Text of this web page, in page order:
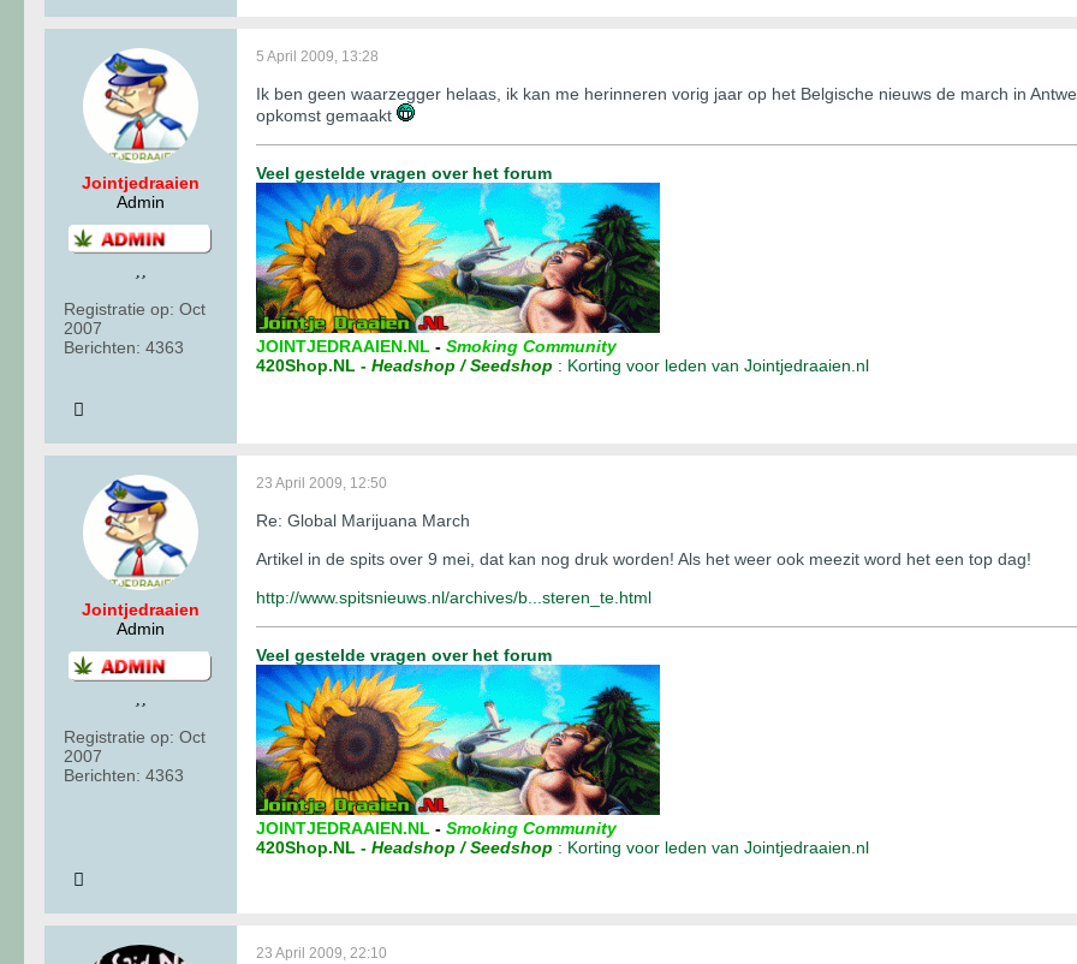
Jointjedraaien
Admin
Registratie op: Oct
2007
Berichten: 4363
5 April 2009, 13:28
Ik ben geen waarzegger helaas, ik kan me herinneren vorig jaar op het Belgische nieuws de march in
opkomst gemaakt
Veel gestelde vragen over het forum
JOINTJEDRAAIEN.NL - Smoking Community
420Shop.NL - Headshop / Seedshop : Korting voor leden van Jointjedraaien.nl
Jointjedraaien
Admin
Registratie op: Oct
2007
Berichten: 4363
23 April 2009, 12:50
Re: Global Marijuana March
Artikel in de spits over 9 mei, dat kan nog druk worden! Als het weer ook meezit word het een top dag!
http://www.spitsnieuws.nl/archives/b...steren_te.html
Veel gestelde vragen over het forum
JOINTJEDRAAIEN.NL - Smoking Community
420Shop.NL - Headshop / Seedshop : Korting voor leden van Jointjedraaien.nl
23 April 2009, 22:10